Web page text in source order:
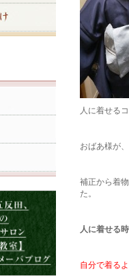
人に着せる
おばあ様が
補正から着
た。
人に着せる
自分で着る